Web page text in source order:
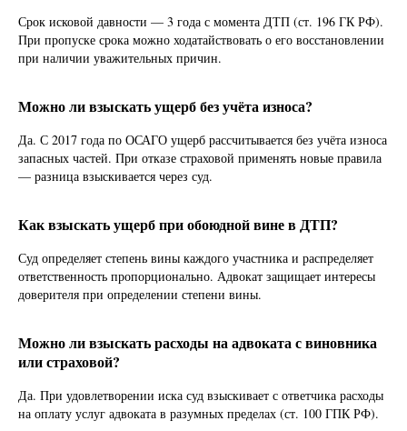
Срок исковой давности — 3 года с момента ДТП (ст. 196 ГК РФ).
При пропуске срока можно ходатайствовать о его восстановлении
при наличии уважительных причин.
Можно ли взыскать ущерб без учёта износа?
Да. С 2017 года по ОСАГО ущерб рассчитывается без учёта износа
запасных частей. При отказе страховой применять новые правила
— разница взыскивается через суд.
Как взыскать ущерб при обоюдной вине в ДТП?
Суд определяет степень вины каждого участника и распределяет
ответственность пропорционально. Адвокат защищает интересы
доверителя при определении степени вины.
Можно ли взыскать расходы на адвоката с виновника
или страховой?
Да. При удовлетворении иска суд взыскивает с ответчика расходы
на оплату услуг адвоката в разумных пределах (ст. 100 ГПК РФ).